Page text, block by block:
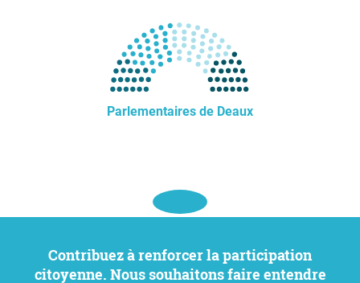
Parlementaires de Deaux
Contribuez à renforcer la participation
citoyenne. Nous souhaitons faire entendre